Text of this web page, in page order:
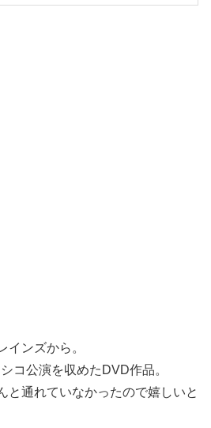
インズから。
コ公演を収めたDVD作品。
と通れていなかったので嬉しいと